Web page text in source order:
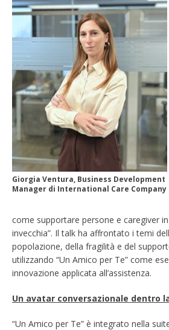
Giorgia Ventura, Business Development
Manager di International Care Company
come supportare persone e caregiver
invecchia”. Il talk ha affrontato i temi
popolazione, della fragilità e del
utilizzando “Un Amico per Te” come
innovazione applicata all’assistenza.
Un avatar conversazionale dentro
“Un Amico per Te” è integrato nella